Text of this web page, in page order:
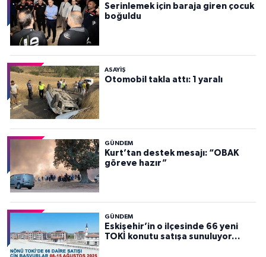
Serinlemek için baraja giren çocuk
boğuldu
ASAYİŞ
Otomobil takla attı: 1 yaralı
GÜNDEM
Kurt’tan destek mesajı: “OBAK
göreve hazır”
GÜNDEM
Eskişehir’in o ilçesinde 66 yeni
TOKİ konutu satışa sunuluyor…